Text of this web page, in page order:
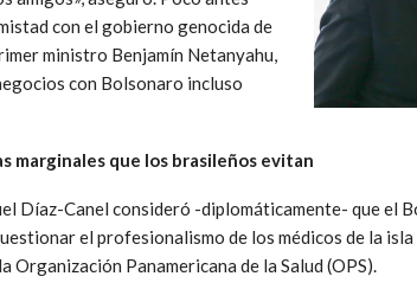
con el gobierno genocida de
ministro Benjamín Netanyahu,
con Bolsonaro incluso
marginales que los brasileños evitan
Díaz-Canel consideró -diplomáticamente- que el
el profesionalismo de los médicos de la
Organización Panamericana de la Salud (OPS).